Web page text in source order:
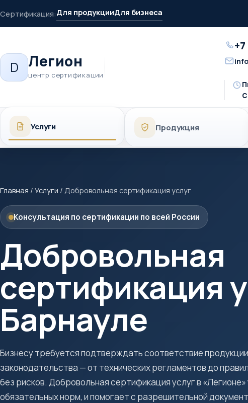
Сертификация:Для продукцииДля бизнеса
D Легион
центр сертификации
Email
Услуги Продукция
Главная / Услуги / Добровольная сертификация услуг
Консультация по сертификации по всей России
Добровольная
сертификация
Барнауле
Бизнесу требуется подтверждать соответствие
законодательства — от технических регламентов до
без рисков. Добровольная сертификация услуг в
обязательных норм, и помогает с разрешительной